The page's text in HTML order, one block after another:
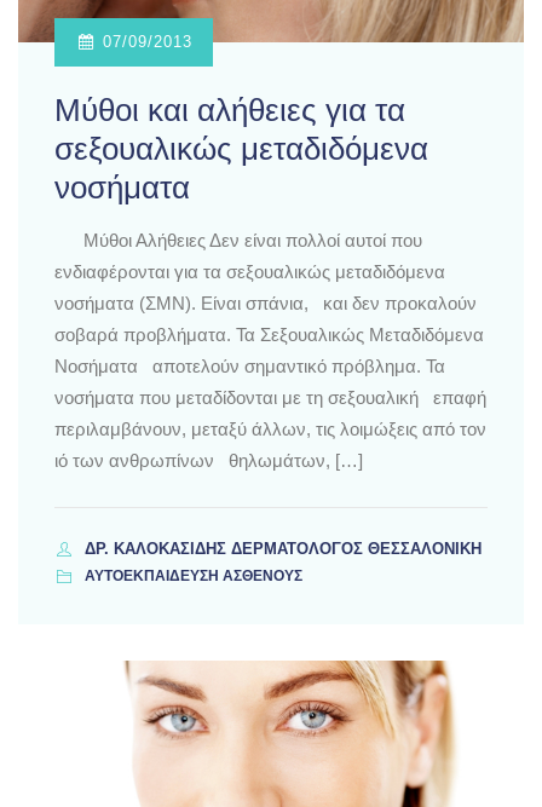
07/09/2013
Μύθοι και αλήθειες για τα
σεξουαλικώς μεταδιδόμενα
νοσήματα
Μύθοι Αλήθειες Δεν είναι πολλοί αυτοί που
ενδιαφέρονται για τα σεξουαλικώς μεταδιδόμενα
νοσήματα (ΣΜΝ). Είναι σπάνια, και δεν προκαλούν
σοβαρά προβλήματα. Τα Σεξουαλικώς Μεταδιδόμενα
Νοσήματα αποτελούν σημαντικό πρόβλημα. Τα
νοσήματα που μεταδίδονται με τη σεξουαλική επαφή
περιλαμβάνουν, μεταξύ άλλων, τις λοιμώξεις από τον
ιό των ανθρωπίνων θηλωμάτων, […]
ΔΡ. ΚΑΛΟΚΑΣΊΔΗΣ ΔΕΡΜΑΤΟΛΌΓΟΣ ΘΕΣΣΑΛΟΝΊΚΗ
ΑΥΤΟΕΚΠΑΙΔΕΥΣΗ ΑΣΘΕΝΟΥΣ